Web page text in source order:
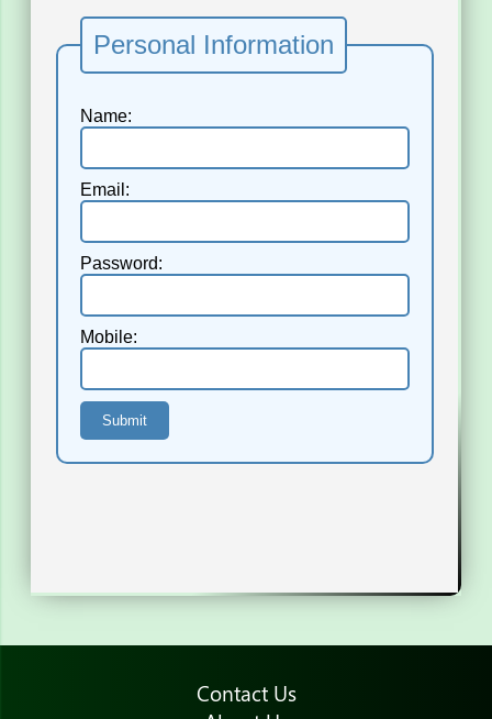
34 input[type="submit"] {
padding: 10px
border: none;
cursor: pointer;
Contact Us